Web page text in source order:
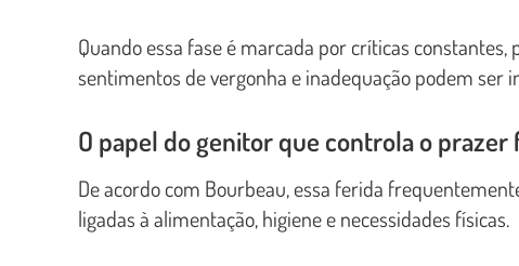
Quando essa fase é marcada por críticas
sentimentos de vergonha e inadequação podem ser
O papel do genitor que controla o prazer
De acordo com Bourbeau, essa ferida
ligadas à alimentação, higiene e necessidades físicas.